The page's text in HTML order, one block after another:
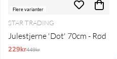
Flere varianter
STAR TRADING
Julestjerne 'Dot' 70cm - Rød
229krNormalpris:
449kr